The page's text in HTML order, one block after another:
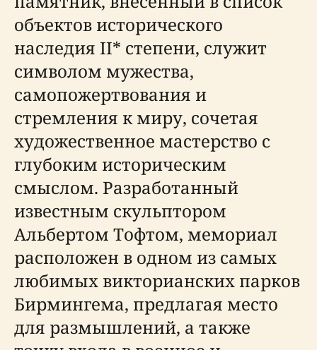
объектов исторического
наследия II* степени, служит
символом мужества,
самопожертвования и
стремления к миру, сочетая
художественное мастерство с
глубоким историческим
смыслом. Разработанный
известным скульптором
Альбертом Тофтом, мемориал
расположен в одном из самых
любимых викторианских парков
Бирмингема, предлагая место
для размышлений, а также